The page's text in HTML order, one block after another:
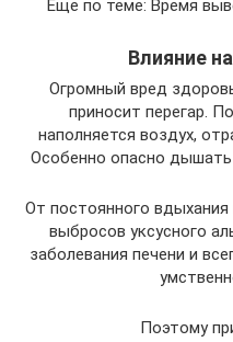
Еще по теме: Время
Влияние
Огромный вред
приносит перегар.
наполняется воздух,
Особенно опасно дышать
От постоянного
выбросов уксусного
заболевания печени и
Поэтому